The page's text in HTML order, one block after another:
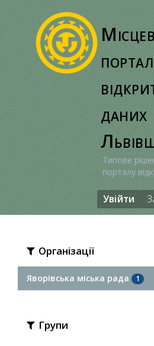
портал
даних
Типове
порталу
Увійти
Організації
Яворівська міська рада 1
Групи